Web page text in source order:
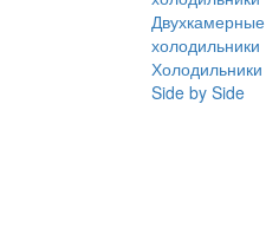
Двухкамерные
холодильники
Холодильники
Side by Side